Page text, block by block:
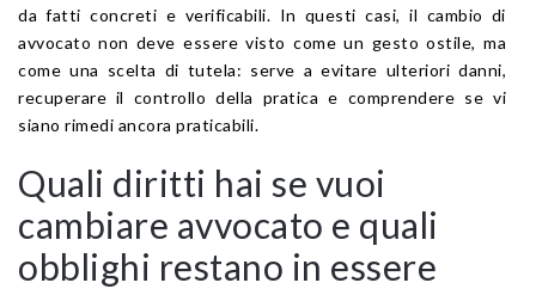
da fatti concreti e verificabili. In questi casi, il cambio di
avvocato non deve essere visto come un gesto ostile, ma
come una scelta di tutela: serve a evitare ulteriori danni,
recuperare il controllo della pratica e comprendere se vi
siano rimedi ancora praticabili.
Quali diritti hai se vuoi
cambiare avvocato e quali
obblighi restano in essere